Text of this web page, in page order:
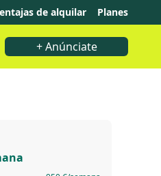
de alquilar Planes
+ Anúnciate